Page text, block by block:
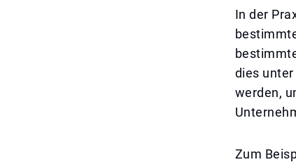
In der
dies
werden,
Zum